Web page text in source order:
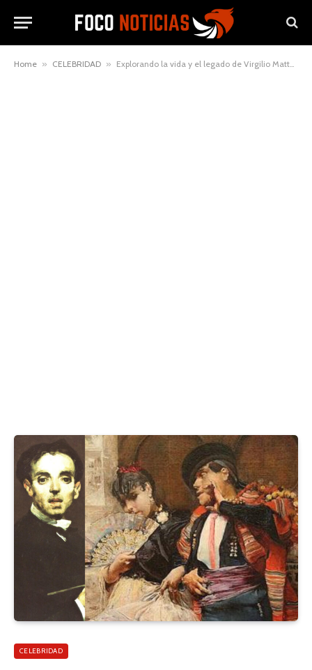
Home » CELEBRIDAD » Explorando la vida y el legado de Virgilio Mattoni: un maestro del arte andaluz
CELEBRIDAD